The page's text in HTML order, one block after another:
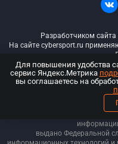
Разработчиком
На сайте cybersport.ru
© ООО
ООО «Киберспорт.ру».
выдано Федеральной
Для повышения удобства
сервис Яндекс.Метрика
вы соглашаетесь на